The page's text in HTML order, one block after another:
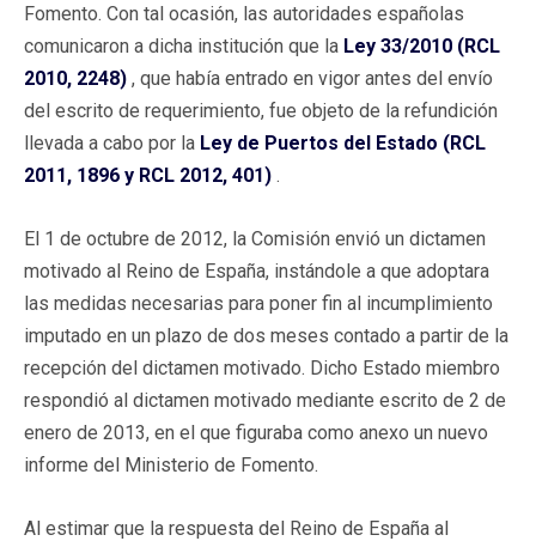
Fomento. Con tal ocasión, las autoridades españolas
comunicaron a dicha institución que la Ley 33/2010 (RCL
2010, 2248) , que había entrado en vigor antes del envío
del escrito de requerimiento, fue objeto de la refundición
llevada a cabo por la Ley de Puertos del Estado (RCL
2011, 1896 y RCL 2012, 401) .
El 1 de octubre de 2012, la Comisión envió un dictamen
motivado al Reino de España, instándole a que adoptara
las medidas necesarias para poner fin al incumplimiento
imputado en un plazo de dos meses contado a partir de la
recepción del dictamen motivado. Dicho Estado miembro
respondió al dictamen motivado mediante escrito de 2 de
enero de 2013, en el que figuraba como anexo un nuevo
informe del Ministerio de Fomento.
Al estimar que la respuesta del Reino de España al